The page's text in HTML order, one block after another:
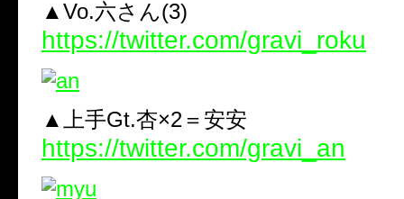
▲Vo.六さん(3)
https://twitter.com/gravi_roku
▲上手Gt.杏×2＝安安
https://twitter.com/gravi_an